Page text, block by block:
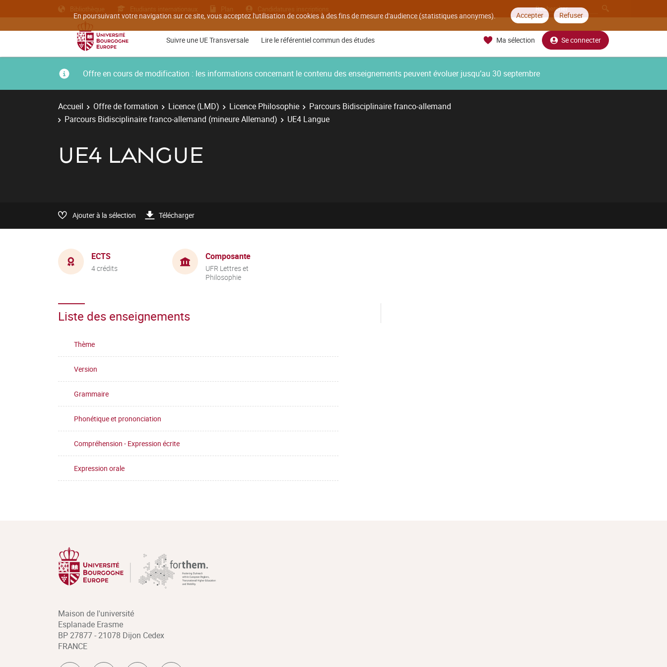
En poursuivant votre navigation sur ce site, vous acceptez l'utilisation de cookies à des fins de mesure d'audience (statistiques anonymes). Accepter Refuser
Bibliothèque Etudiants internationaux Plan Candidatures inscriptions
Suivre une UE Transversale Lire le référentiel commun des études Ma sélection Se connecter
Offre en cours de modification : les informations concernant le contenu des enseignements peuvent évoluer jusqu’au 30 septembre
Accueil Offre de formation Licence (LMD) Licence Philosophie
Parcours Bidisciplinaire franco-allemand
Parcours Bidisciplinaire franco-allemand (mineure Allemand)
UE4 Langue
UE4 LANGUE
Ajouter à la sélection Télécharger
ECTS
4 crédits
Composante
UFR Lettres et
Philosophie
Liste des enseignements
Thème
Version
Grammaire
Phonétique et prononciation
Compréhension - Expression écrite
Expression orale
Maison de l'université
Esplanade Erasme
BP 27877 - 21078 Dijon Cedex
FRANCE